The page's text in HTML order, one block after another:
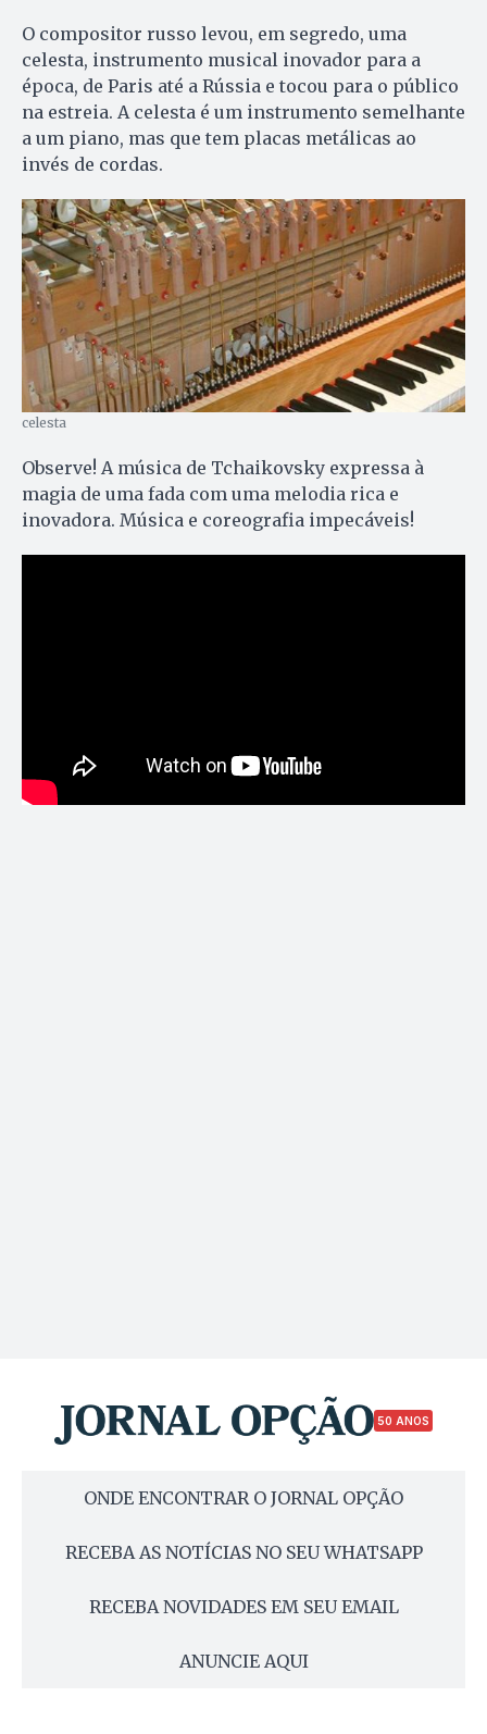
O compositor russo levou, em segredo, uma
celesta, instrumento musical inovador para a
época, de Paris até a Rússia e tocou para o público
na estreia. A celesta é um instrumento semelhante
a um piano, mas que tem placas metálicas ao
invés de cordas.
celesta
Observe! A música de Tchaikovsky expressa à
magia de uma fada com uma melodia rica e
inovadora. Música e coreografia impecáveis!
50 ANOS
ONDE ENCONTRAR O JORNAL OPÇÃO
RECEBA AS NOTÍCIAS NO SEU WHATSAPP
RECEBA NOVIDADES EM SEU EMAIL
ANUNCIE AQUI